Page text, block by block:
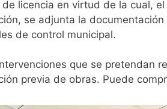
de licencia en virtud de la cual,
se adjunta la
de control municipal.
que se pretendan
previa de obras. Puede